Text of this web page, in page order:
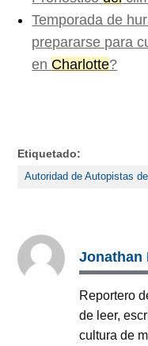
Temporada de
prepararse para
en Charlotte?
Etiquetado:
Autoridad de Autopistas
Jonathan
Reportero
de leer,
cultura de